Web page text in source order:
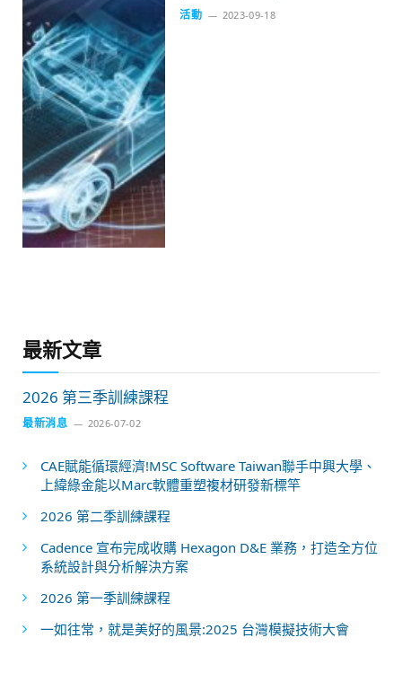
活動 2023-09-18
最新文章
2026 第三季訓練課程
最新消息 2026-07-02
CAE賦能循環經濟!MSC Software Taiwan聯手中興大學、
上緯綠金能以Marc軟體重塑複材研發新標竿
2026 第二季訓練課程
Cadence 宣布完成收購 Hexagon D&E 業務，打造全方位
系統設計與分析解決方案
2026 第一季訓練課程
一如往常，就是美好的風景:2025 台灣模擬技術大會